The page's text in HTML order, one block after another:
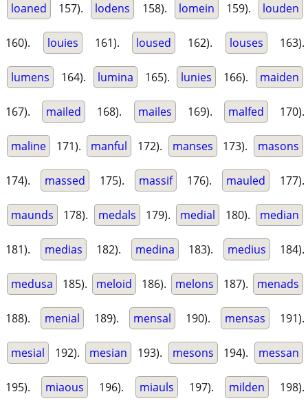
loaned 157). lodens 158). lomein 159). louden
160). louies 161). loused 162). louses 163).
lumens 164). lumina 165). lunies 166). maiden
167). mailed 168). mailes 169). malfed 170).
maline 171). manful 172). manses 173). masons
174). massed 175). massif 176). mauled 177).
maunds 178). medals 179). medial 180). median
181). medias 182). medina 183). medius 184).
medusa 185). meloid 186). melons 187). menads
188). menial 189). mensal 190). mensas 191).
mesial 192). mesian 193). mesons 194). messan
195). miaous 196). miauls 197). milden 198).